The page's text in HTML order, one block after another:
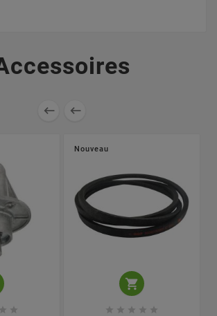
 
 
Nouveau

    